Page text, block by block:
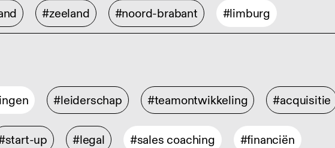
#zeeland #noord-brabant #limburg
#leiderschap #teamontwikkeling #acquisitie
up #legal #sales coaching #financiën